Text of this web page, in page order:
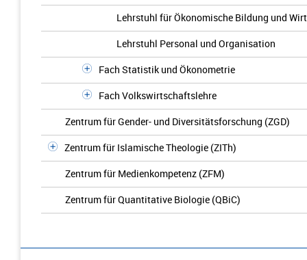
Lehrstuhl für Ökonomische Bildung und
Lehrstuhl Personal und Organisation
Fach Statistik und Ökonometrie
Fach Volkswirtschaftslehre
Zentrum für Gender- und Diversitätsforschung (ZGD)
Zentrum für Islamische Theologie (ZITh)
Zentrum für Medienkompetenz (ZFM)
Zentrum für Quantitative Biologie (QBiC)